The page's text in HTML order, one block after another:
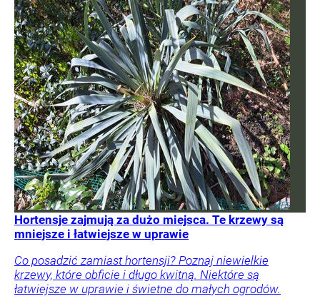
Hortensje zajmują za dużo miejsca. Te krzewy są
mniejsze i łatwiejsze w uprawie
Co posadzić zamiast hortensji? Poznaj niewielkie
krzewy, które obficie i długo kwitną. Niektóre są
łatwiejsze w uprawie i świetne do małych ogrodów.